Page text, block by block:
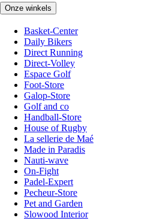
Onze winkels
Basket-Center
Daily Bikers
Direct Running
Direct-Volley
Espace Golf
Foot-Store
Galop-Store
Golf and co
Handball-Store
House of Rugby
La sellerie de Maé
Made in Paradis
Nauti-wave
On-Fight
Padel-Expert
Pecheur-Store
Pet and Garden
Slowood Interior